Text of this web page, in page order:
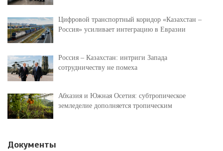
Цифровой транспортный коридор «Казахстан –
Россия» усиливает интеграцию в Евразии
Россия – Казахстан: интриги Запада
сотрудничеству не помеха
Абхазия и Южная Осетия: субтропическое
земледелие дополняется тропическим
Документы